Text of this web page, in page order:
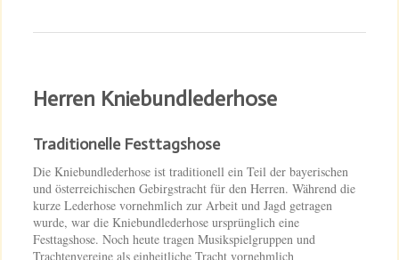
Herren Kniebundlederhose
Traditionelle Festtagshose
Die Kniebundlederhose ist traditionell ein Teil der bayerischen
und österreichischen Gebirgstracht für den Herren. Während die
kurze Lederhose vornehmlich zur Arbeit und Jagd getragen
wurde, war die Kniebundlederhose ursprünglich eine
Festtagshose. Noch heute tragen Musikspielgruppen und
Trachtenvereine als einheitliche Tracht vornehmlich